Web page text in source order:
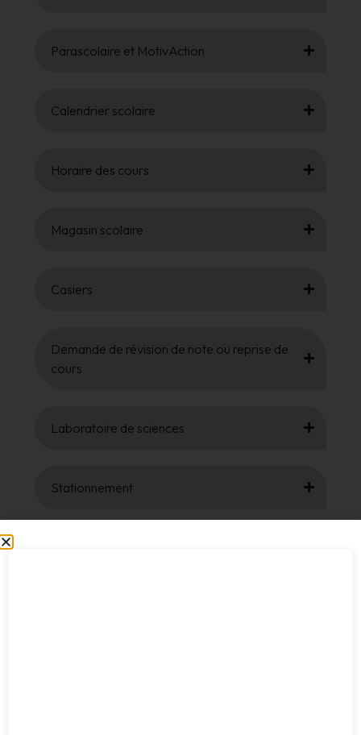
Parascolaire et MotivAction
Calendrier scolaire
Horaire des cours
Magasin scolaire
Casiers
Demande de révision de note ou reprise de
cours
Laboratoire de sciences
Stationnement